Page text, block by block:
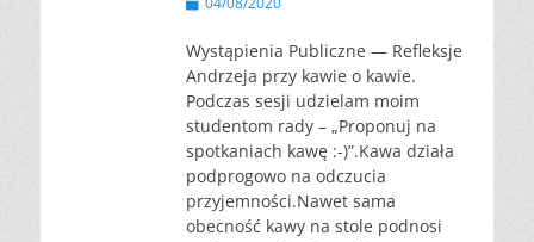
Wystąpienia Publiczne — Refleksje
Andrzeja przy kawie o kawie.
Podczas sesji udzielam moim
studentom rady – „Proponuj na
spotkaniach kawę :-)”.Kawa działa
podprogowo na odczucia
przyjemności.Nawet sama
obecność kawy na stole podnosi